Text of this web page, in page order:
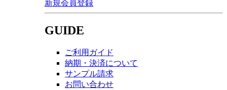
新規会員登録
GUIDE
ご利用ガイド
納期・決済について
サンプル請求
お問い合わせ